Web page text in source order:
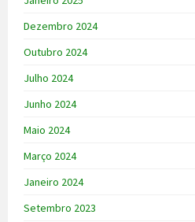
Dezembro 2024
Outubro 2024
Julho 2024
Junho 2024
Maio 2024
Março 2024
Janeiro 2024
Setembro 2023